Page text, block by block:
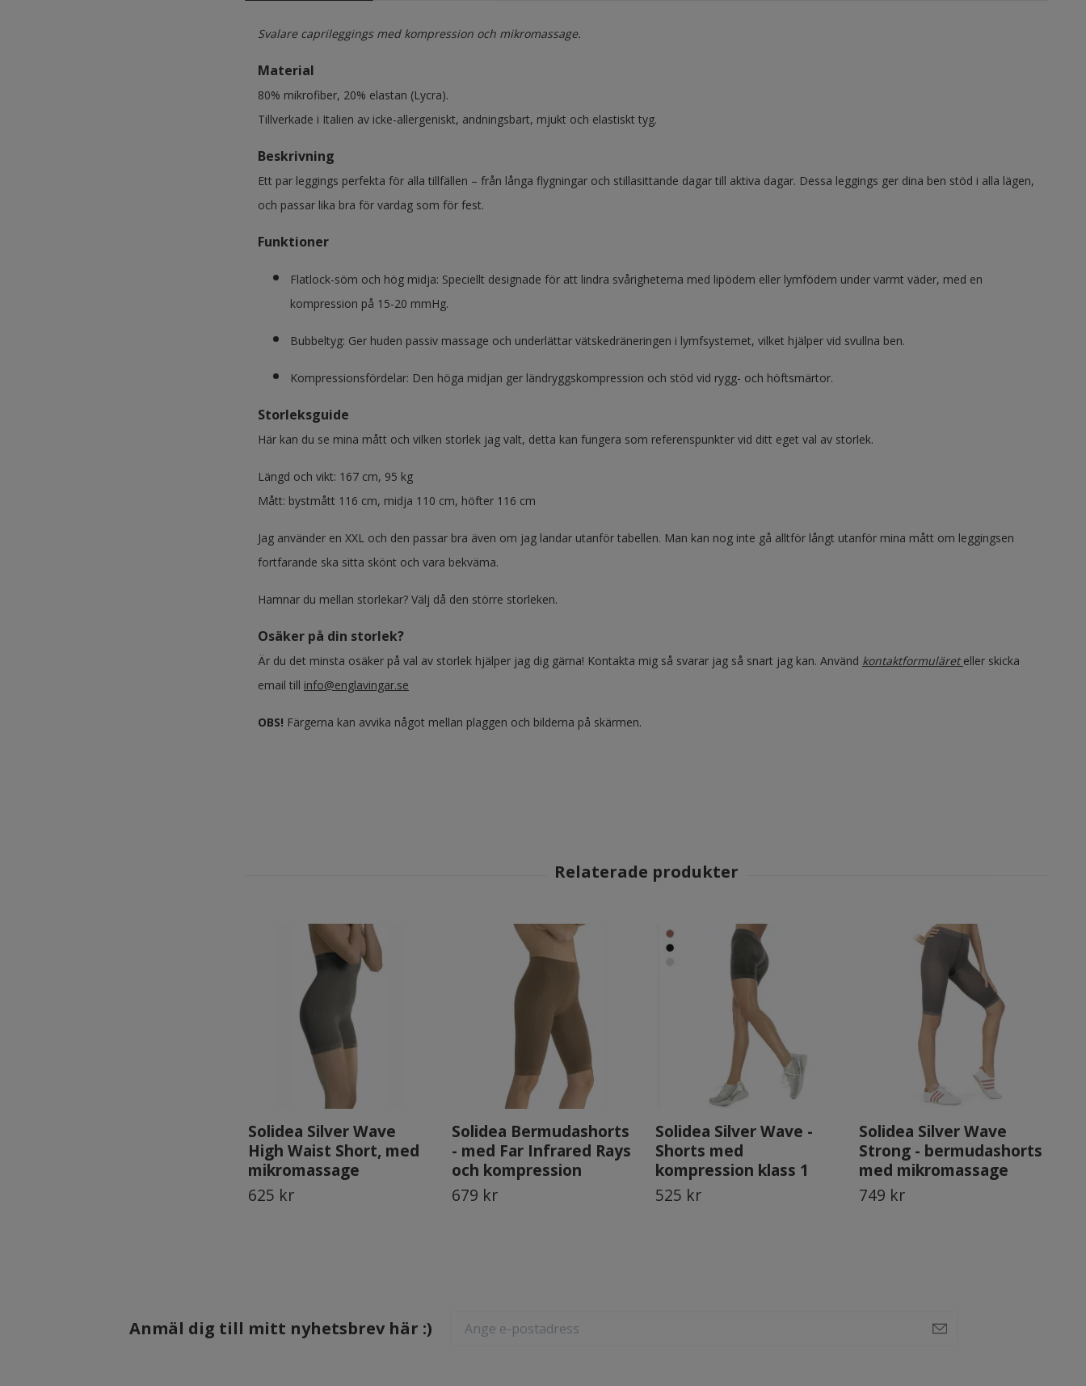
Svalare caprileggings med kompression och mikromassage.
Material
80% mikrofiber, 20% elastan (Lycra).
Tillverkade i Italien av icke-allergeniskt, andningsbart, mjukt och elastiskt tyg.
Beskrivning
Ett par leggings perfekta för alla tillfällen – från långa flygningar och stillasittande dagar till aktiva dagar. Dessa leggings ger dina ben stöd i alla lägen,
och passar lika bra för vardag som för fest.
Funktioner
Flatlock-söm och hög midja: Speciellt designade för att lindra svårigheterna med lipödem eller lymfödem under varmt väder, med en
kompression på 15-20 mmHg.
Bubbeltyg: Ger huden passiv massage och underlättar vätskedräneringen i lymfsystemet, vilket hjälper vid svullna ben.
Kompressionsfördelar: Den höga midjan ger ländryggskompression och stöd vid rygg- och höftsmärtor.
Storleksguide
Här kan du se mina mått och vilken storlek jag valt, detta kan fungera som referenspunkter vid ditt eget val av storlek.
Längd och vikt: 167 cm, 95 kg
Mått: bystmått 116 cm, midja 110 cm, höfter 116 cm
Jag använder en XXL och den passar bra även om jag landar utanför tabellen. Man kan nog inte gå alltför långt utanför mina mått om leggingsen
fortfarande ska sitta skönt och vara bekväma.
Hamnar du mellan storlekar? Välj då den större storleken.
Osäker på din storlek?
Är du det minsta osäker på val av storlek hjälper jag dig gärna! Kontakta mig så svarar jag så snart jag kan. Använd kontaktformuläret eller skicka
email till info@englavingar.se
OBS! Färgerna kan avvika något mellan plaggen och bilderna på skärmen.
Solidea Silver Wave
High Waist Short, med
mikromassage
625 kr
Solidea Bermudashorts
- med Far Infrared Rays
och kompression
679 kr
Solidea Silver Wave -
Shorts med
kompression klass 1
525 kr
Solidea Silver Wave
Strong - bermudashorts
med mikromassage
749 kr
Anmäl dig till mitt nyhetsbrev här :)